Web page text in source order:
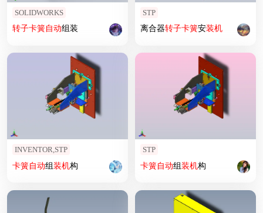
SOLIDWORKS
转子卡簧自动组装
STP
离合器转子卡簧安装机
INVENTOR,STP
卡簧自动组装机构
STP
卡簧自动组装机构